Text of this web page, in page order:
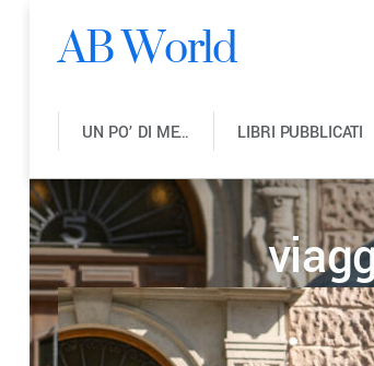
AB World
UN PO’ DI ME… LIBRI PUBBLICATI